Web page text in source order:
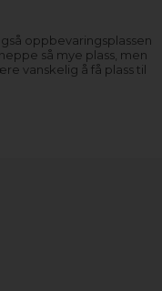
oppbevaringsplassen
så mye plass, men
vanskelig å få plass til